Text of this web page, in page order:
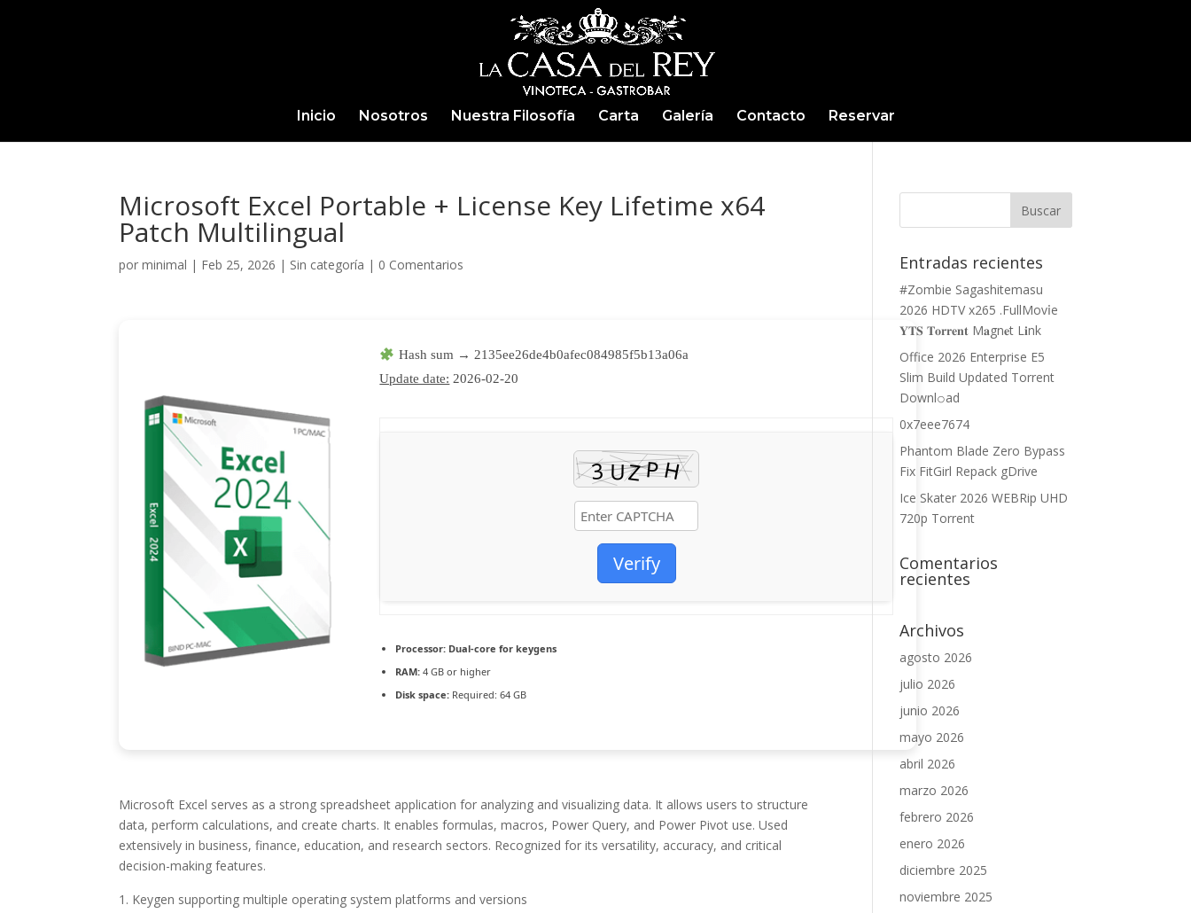
Inicio Nosotros Nuestra Filosofía Carta Galería Contacto Reservar
Microsoft Excel Portable + License Key Lifetime x64
Patch Multilingual
porminimal | Feb 25, 2026 | Sin categoría | 0 Comentarios
Hash sum → 2135ee26de4b0afec084985f5b13a06a
Update date: 2026-02-20
Verify
Processor: Dual-core for keygens
RAM: 4 GB or higher
Disk space: Required: 64 GB
Microsoft Excel serves as a strong spreadsheet application for analyzing and visualizing data. It allows users to structure
data, perform calculations, and create charts. It enables formulas, macros, Power Query, and Power Pivot use. Used
extensively in business, finance, education, and research sectors. Recognized for its versatility, accuracy, and critical
decision-making features.
Keygen supporting multiple operating system platforms and versions
Entradas recientes
#Zombie Sagashitemasu
2026 HDTV x265 .FullMov𝗂e
𝐘𝐓𝐒 𝐓𝐨𝐫𝐫𝐞𝐧𝐭 M𝐚gn𝐞t L𝐢nk
Office 2026 Enterprise E5
Slim Build Updated Torrent
Downl𝚘аd
0x7eee7674
Phantom Blade Zero Bypass
Fix FitGirl Repack gDrive
Ice Skater 2026 WEBRip UHD
720p Torrent
Comentarios
recientes
Archivos
agosto 2026
julio 2026
junio 2026
mayo 2026
abril 2026
marzo 2026
febrero 2026
enero 2026
diciembre 2025
noviembre 2025